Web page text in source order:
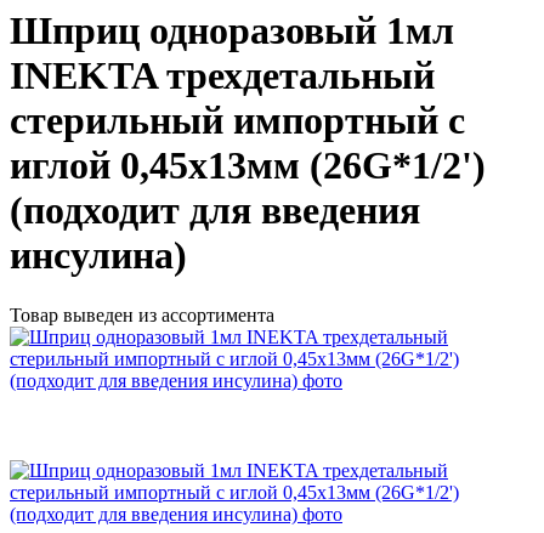
Шприц одноразовый 1мл
INEKTA трехдетальный
стерильный импортный с
иглой 0,45х13мм (26G*1/2')
(подходит для введения
инсулина)
Товар выведен из ассортимента